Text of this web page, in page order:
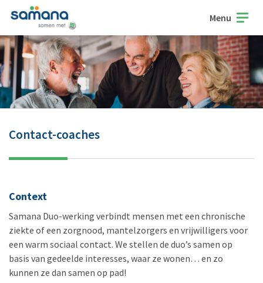
Menu
Contact-coaches
Context
​Samana Duo-werking verbindt mensen met een chronische
ziekte of een zorgnood, mantelzorgers en vrijwilligers voor
een warm sociaal contact. We stellen de duo’s samen op
basis van gedeelde interesses, waar ze wonen… en zo
kunnen ze dan samen op pad!